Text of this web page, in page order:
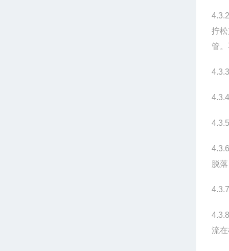
4.3.2
拧
管
4.3.3
4.3.4
4.3.5
4.3.6
脱
4.3.7
4.3.8
流